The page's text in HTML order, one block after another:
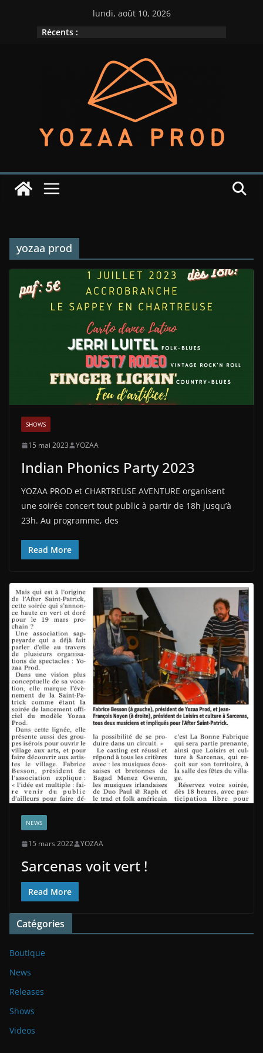
lundi, août 10, 2026
Récents :
yozaa prod
SHOWS
15 mai 2023 YOZAA
Indian Phonics Party 2023
YOZAA PROD et CHARTREUSE AVENTURE organisent
une soirée concert tout public à partir de 18h jusqu’à
23h. Au programme, des
Read More
NEWS
15 mars 2022 YOZAA
Sarcenas voit vert !
Read More
Catégories
Boutique
News
Releases
Shows
Videos